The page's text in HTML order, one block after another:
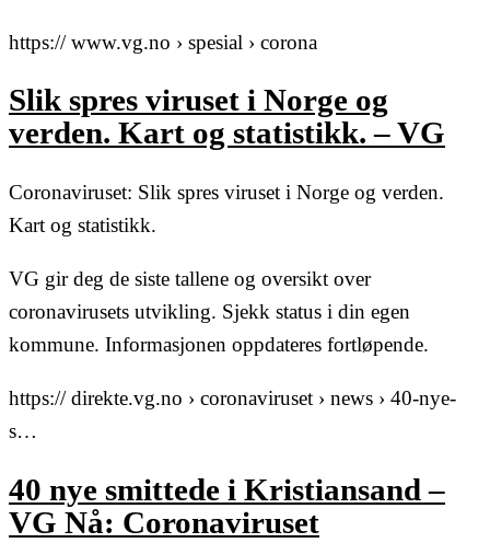
https:// www.vg.no › spesial › corona
Slik spres viruset i Norge og
verden. Kart og statistikk. – VG
Coronaviruset: Slik spres viruset i Norge og verden.
Kart og statistikk.
VG gir deg de siste tallene og oversikt over
coronavirusets utvikling. Sjekk status i din egen
kommune. Informasjonen oppdateres fortløpende.
https:// direkte.vg.no › coronaviruset › news › 40-nye-
s…
40 nye smittede i Kristiansand –
VG Nå: Coronaviruset